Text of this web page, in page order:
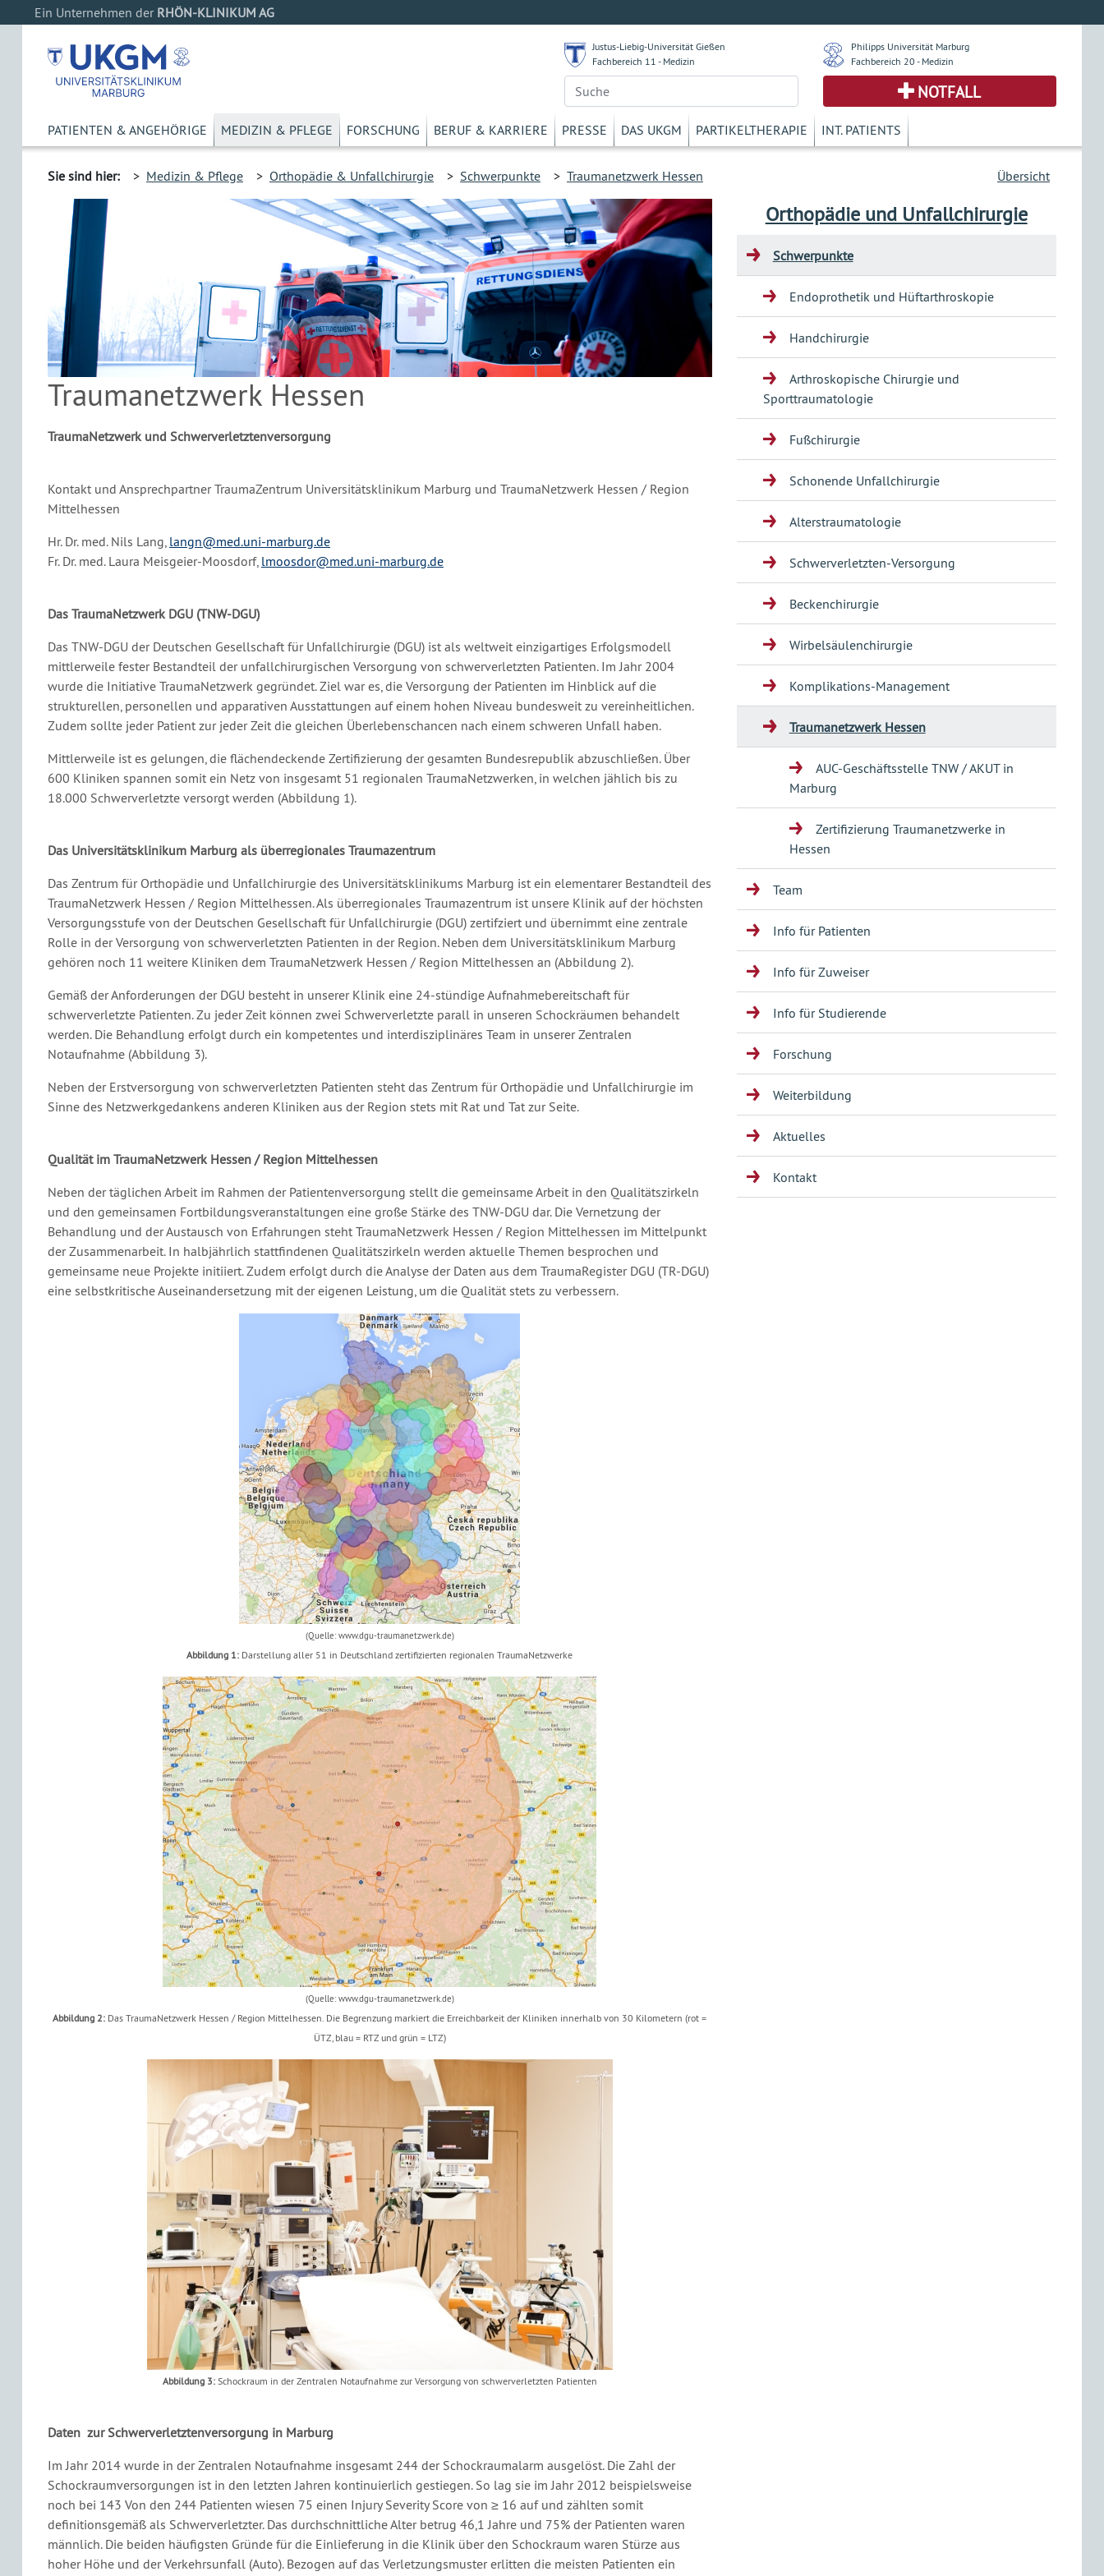
Ein Unternehmen der RHÖN-KLINIKUM AG
Justus-Liebig-Universität Gießen
Fachbereich 11 - Medizin
Philipps Universität Marburg
Fachbereich 20 - Medizin
NOTFALL
PATIENTEN & ANGEHÖRIGE MEDIZIN & PFLEGE FORSCHUNG BERUF & KARRIERE PRESSE DAS UKGM PARTIKELTHERAPIE INT. PATIENTS
Sie sind hier: > Medizin & Pflege > Orthopädie & Unfallchirurgie > Schwerpunkte > Traumanetzwerk Hessen Übersicht
Traumanetzwerk Hessen
TraumaNetzwerk und Schwerverletztenversorgung
Kontakt und Ansprechpartner TraumaZentrum Universitätsklinikum Marburg und TraumaNetzwerk Hessen / Region
Mittelhessen
Hr. Dr. med. Nils Lang, langn@med.uni-marburg.de
Fr. Dr. med. Laura Meisgeier-Moosdorf, lmoosdor@med.uni-marburg.de
Das TraumaNetzwerk DGU (TNW-DGU)
Das TNW-DGU der Deutschen Gesellschaft für Unfallchirurgie (DGU) ist als weltweit einzigartiges Erfolgsmodell
mittlerweile fester Bestandteil der unfallchirurgischen Versorgung von schwerverletzten Patienten. Im Jahr 2004
wurde die Initiative TraumaNetzwerk gegründet. Ziel war es, die Versorgung der Patienten im Hinblick auf die
strukturellen, personellen und apparativen Ausstattungen auf einem hohen Niveau bundesweit zu vereinheitlichen.
Zudem sollte jeder Patient zur jeder Zeit die gleichen Überlebenschancen nach einem schweren Unfall haben.
Mittlerweile ist es gelungen, die flächendeckende Zertifizierung der gesamten Bundesrepublik abzuschließen. Über
600 Kliniken spannen somit ein Netz von insgesamt 51 regionalen TraumaNetzwerken, in welchen jählich bis zu
18.000 Schwerverletzte versorgt werden (Abbildung 1).
Das Universitätsklinikum Marburg als überregionales Traumazentrum
Das Zentrum für Orthopädie und Unfallchirurgie des Universitätsklinikums Marburg ist ein elementarer Bestandteil des
TraumaNetzwerk Hessen / Region Mittelhessen. Als überregionales Traumazentrum ist unsere Klinik auf der höchsten
Versorgungsstufe von der Deutschen Gesellschaft für Unfallchirurgie (DGU) zertifziert und übernimmt eine zentrale
Rolle in der Versorgung von schwerverletzten Patienten in der Region. Neben dem Universitätsklinikum Marburg
gehören noch 11 weitere Kliniken dem TraumaNetzwerk Hessen / Region Mittelhessen an (Abbildung 2).
Gemäß der Anforderungen der DGU besteht in unserer Klinik eine 24-stündige Aufnahmebereitschaft für
schwerverletzte Patienten. Zu jeder Zeit können zwei Schwerverletzte parall in unseren Schockräumen behandelt
werden. Die Behandlung erfolgt durch ein kompetentes und interdisziplinäres Team in unserer Zentralen
Notaufnahme (Abbildung 3).
Neben der Erstversorgung von schwerverletzten Patienten steht das Zentrum für Orthopädie und Unfallchirurgie im
Sinne des Netzwerkgedankens anderen Kliniken aus der Region stets mit Rat und Tat zur Seite.
Qualität im TraumaNetzwerk Hessen / Region Mittelhessen
Neben der täglichen Arbeit im Rahmen der Patientenversorgung stellt die gemeinsame Arbeit in den Qualitätszirkeln
und den gemeinsamen Fortbildungsveranstaltungen eine große Stärke des TNW-DGU dar. Die Vernetzung der
Behandlung und der Austausch von Erfahrungen steht TraumaNetzwerk Hessen / Region Mittelhessen im Mittelpunkt
der Zusammenarbeit. In halbjährlich stattfindenen Qualitätszirkeln werden aktuelle Themen besprochen und
gemeinsame neue Projekte initiiert. Zudem erfolgt durch die Analyse der Daten aus dem TraumaRegister DGU (TR-DGU)
eine selbstkritische Auseinandersetzung mit der eigenen Leistung, um die Qualität stets zu verbessern.
(Quelle: www.dgu-traumanetzwerk.de)
Abbildung 1: Darstellung aller 51 in Deutschland zertifizierten regionalen TraumaNetzwerke
(Quelle: www.dgu-traumanetzwerk.de)
Abbildung 2: Das TraumaNetzwerk Hessen / Region Mittelhessen. Die Begrenzung markiert die Erreichbarkeit der Kliniken innerhalb von 30 Kilometern (rot =
ÜTZ, blau = RTZ und grün = LTZ)
Abbildung 3:Schockraum in der Zentralen Notaufnahme zur Versorgung von schwerverletzten Patienten
Daten zur Schwerverletztenversorgung in Marburg
Im Jahr 2014 wurde in der Zentralen Notaufnahme insgesamt 244 der Schockraumalarm ausgelöst. Die Zahl der
Schockraumversorgungen ist in den letzten Jahren kontinuierlich gestiegen. So lag sie im Jahr 2012 beispielsweise
noch bei 143 Von den 244 Patienten wiesen 75 einen Injury Severity Score von ≥ 16 auf und zählten somit
definitionsgemäß als Schwerverletzter. Das durchschnittliche Alter betrug 46,1 Jahre und 75% der Patienten waren
männlich. Die beiden häufigsten Gründe für die Einlieferung in die Klinik über den Schockraum waren Stürze aus
hoher Höhe und der Verkehrsunfall (Auto). Bezogen auf das Verletzungsmuster erlitten die meisten Patienten ein
Orthopädie und Unfallchirurgie
Schwerpunkte
Endoprothetik und Hüftarthroskopie
Handchirurgie
Arthroskopische Chirurgie und
Sporttraumatologie
Fußchirurgie
Schonende Unfallchirurgie
Alterstraumatologie
Schwerverletzten-Versorgung
Beckenchirurgie
Wirbelsäulenchirurgie
Komplikations-Management
Traumanetzwerk Hessen
AUC-Geschäftsstelle TNW / AKUT in
Marburg
Zertifizierung Traumanetzwerke in
Hessen
Team
Info für Patienten
Info für Zuweiser
Info für Studierende
Forschung
Weiterbildung
Aktuelles
Kontakt